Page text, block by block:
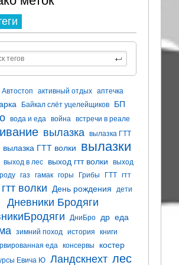
Автостоп активный отдых аптечка
Байкал слёт уцелейщиков БП
вода и еда война встречи в реале
вылазка вылазка ГТТ
вылазка ГТТ волки вылазки
выход в лес выход гтт волки
выход
газ гамак горы Грибы ГТТ гтт
гтт волки День рождения дети
Дневники Бродяги
ДниБро др еда
зимний поход история
книги
еда консервы костер
Евича Ю Ландскнехт лес